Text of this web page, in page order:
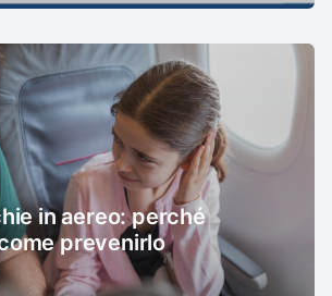
in aereo: perché
prevenirlo